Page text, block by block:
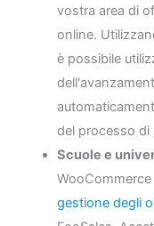
vostra area di
online.
è possibile
del processo di
Scuole e
gestione degli